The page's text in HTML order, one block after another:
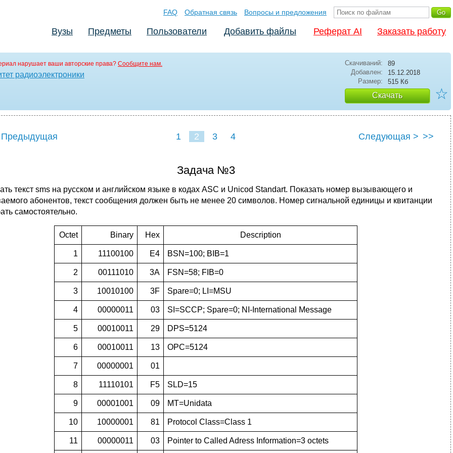
FAQ Обратная связь Вопросы и предложения
Вузы Предметы Пользователи Добавить файлы Реферат AI Заказать работу
нарушает ваши авторские права? Сообщите нам.
радиоэлектроники
Скачиваний:
89
Добавлен:
15.12.2018
Размер:
515 Кб
Скачать ☆
1 2 3 4 Следующая > >>
Задача №3
текст sms на русском и английском языке в кодах ASC и Unicod Standart. Показать номер вызывающего и
абонентов, текст сообщения должен быть не менее 20 символов. Номер сигнальной единицы и квитанции
самостоятельно.
Octet Binary Hex Description
1 11100100 E4 BSN=100; BIB=1
2 00111010 3A FSN=58; FIB=0
3 10010100 3F Spare=0; LI=MSU
4 00000011 03 SI=SCCP; Spare=0; NI-International Message
5 00010011 29 DPS=5124
6 00010011 13 OPC=5124
7 00000001 01
8 11110101 F5 SLD=15
9 00001001 09 MT=Unidata
10 10000001 81 Protocol Class=Class 1
11 00000011 03 Pointer to Called Adress Information=3 octets